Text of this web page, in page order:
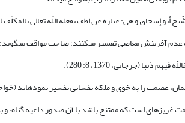
أبو إسحاق و هى: عبارة عن لطف یفعله اللّه تعالى بالمکلّف لا
عدم آفرینش معاصی تفسیر می‏کنند؛ صاحب مواقف می‏گوید:
ذنبا (جرجانی، 1370، 8: 280).
را به خوی و ملکه نفسانی تفسیر نموده‏اند (خواجه طوسی، 1405: 369). محقق لاهیجی در
غریزه‏اى است که ممتنع باشد با آن صدور داعیه گناه، و